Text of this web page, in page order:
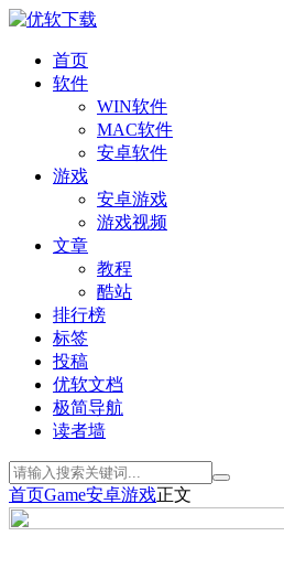
首页
软件
WIN软件
MAC软件
安卓软件
游戏
安卓游戏
游戏视频
文章
教程
酷站
排行榜
标签
投稿
优软文档
极简导航
读者墙
首页Game安卓游戏正文